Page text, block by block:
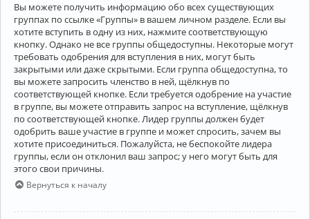
Вы можете получить информацию обо всех существующих
группах по ссылке «Группы» в вашем личном разделе. Если вы
хотите вступить в одну из них, нажмите соответствующую
кнопку. Однако не все группы общедоступны. Некоторые могут
требовать одобрения для вступления в них, могут быть
закрытыми или даже скрытыми. Если группа общедоступна, то
вы можете запросить членство в ней, щёлкнув по
соответствующей кнопке. Если требуется одобрение на участие
в группе, вы можете отправить запрос на вступление, щёлкнув
по соответствующей кнопке. Лидер группы должен будет
одобрить ваше участие в группе и может спросить, зачем вы
хотите присоединиться. Пожалуйста, не беспокойте лидера
группы, если он отклонил ваш запрос; у него могут быть для
этого свои причины.
Вернуться к началу